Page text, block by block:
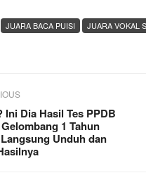
JUARA BACA PUISI JUARA VOKAL
Dia Hasil Tes PPDB
1 Tahun
Unduh dan